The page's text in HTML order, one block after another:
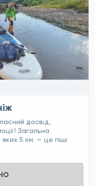
досвід,
Загальна
5 км. — це піші